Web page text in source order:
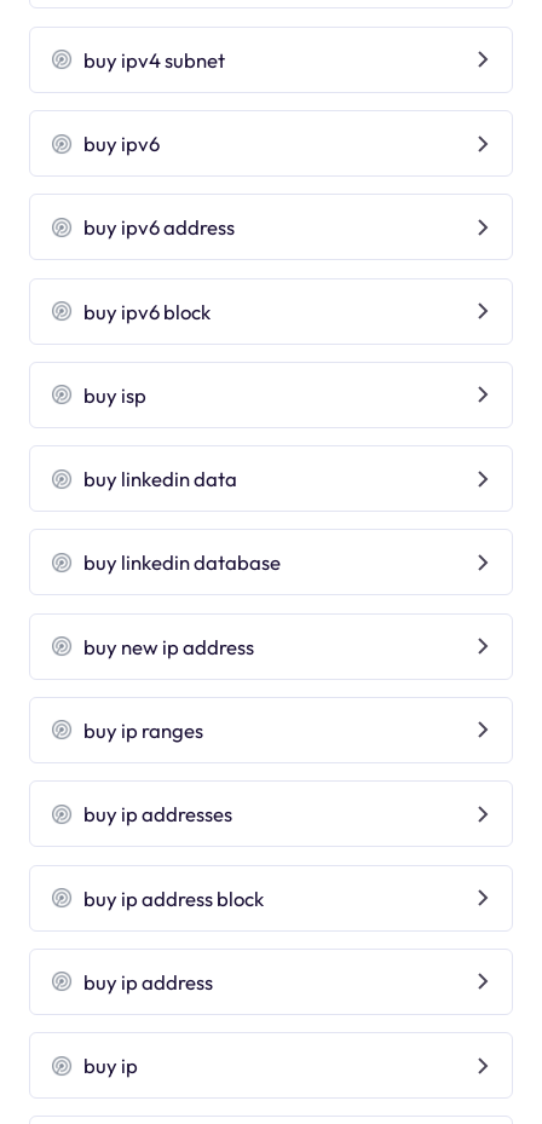
buy ipv4 subnet
buy ipv6
buy ipv6 address
buy ipv6 block
buy isp
buy linkedin data
buy linkedin database
buy new ip address
buy ip ranges
buy ip addresses
buy ip address block
buy ip address
buy ip